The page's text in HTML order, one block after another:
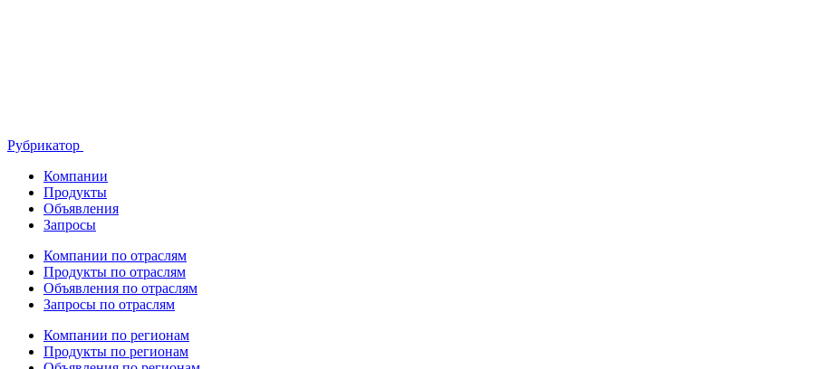
Рубрикатор
Компании
Продукты
Объявления
Запросы
Компании по отраслям
Продукты по отраслям
Объявления по отраслям
Запросы по отраслям
Компании по регионам
Продукты по регионам